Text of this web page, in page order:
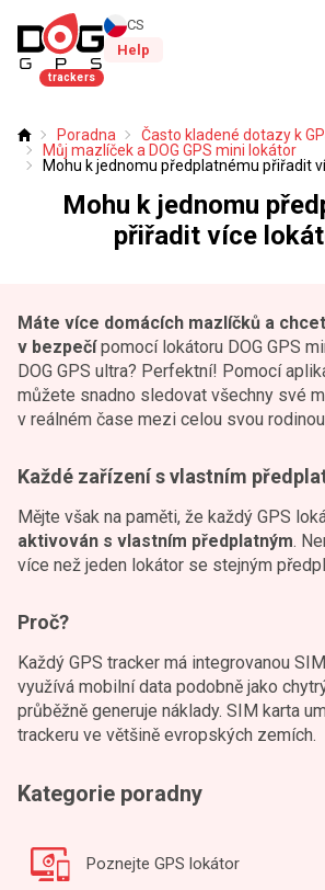
trackers
CS
Help
Úvod Poradna
Často kladené dotazy k
Můj mazlíček a DOG GPS mini lokátor
Mohu k jednomu předplatnému přiřadit
Mohu k jednomu
přiřadit více
Máte více domácích mazlíčků a
v bezpečípomocí lokátoru DOG GPS
DOG GPS ultra? Perfektní! Pomocí
můžete snadno sledovat všechny své
v reálném čase mezi celou svou
Každé zařízení s vlastním
Mějte však na paměti, že každý GPS
aktivován s vlastním předplatným.
více než jeden lokátor se stejným
Proč?
Každý GPS tracker má integrovanou
využívá mobilní data podobně jako
průběžně generuje náklady. SIM karta
trackeru ve většině evropských zemích.
Kategorie poradny
Poznejte GPS lokátor